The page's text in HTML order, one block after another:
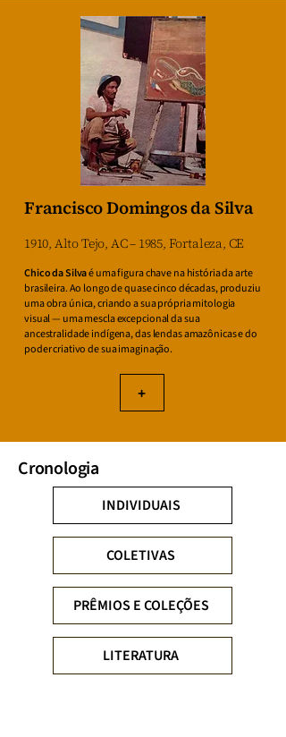
Francisco Domingos da Silva
1910, Alto Tejo, AC – 1985, Fortaleza, CE
Chico da Silvaé uma figura chave na história da arte
brasileira. Ao longo de quase cinco décadas, produziu
uma obra única, criando a sua própria mitologia
visual — uma mescla excepcional da sua
ancestralidade indígena, das lendas amazônicas e do
poder criativo de sua imaginação.
+
Cronologia
INDIVIDUAIS
COLETIVAS
PRÊMIOS E COLEÇÕES
LITERATURA